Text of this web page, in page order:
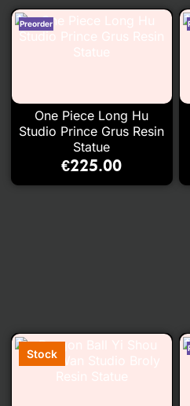
One Piece Long Hu
Studio Prince Grus Resin
Statue
€225.00